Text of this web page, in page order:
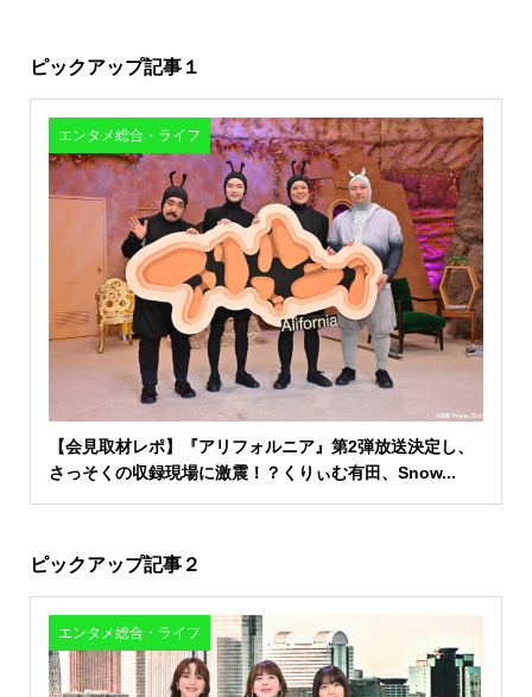
ピックアップ記事１
エンタメ総合・ライフ
【会見取材レポ】『アリフォルニア』第2弾放送決定し、
さっそくの収録現場に激震！？くりぃむ有田、Snow...
ピックアップ記事２
エンタメ総合・ライフ